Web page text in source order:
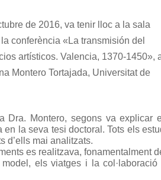
de 2016, va tenir lloc a la sala
conferència «La transmisión del
artísticos. Valencia, 1370-1450»,
Montero Tortajada, Universitat de
Montero, segons va explicar
en la seva tesi doctoral. Tots els
d’ells mai analitzats.
es realitzava, fonamentalment
model, els viatges i la col·laboració